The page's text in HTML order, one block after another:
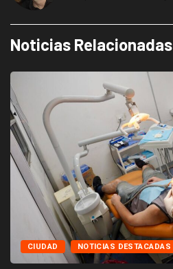
Noticias Relacionadas
CIUDAD NOTICIAS DESTACADAS